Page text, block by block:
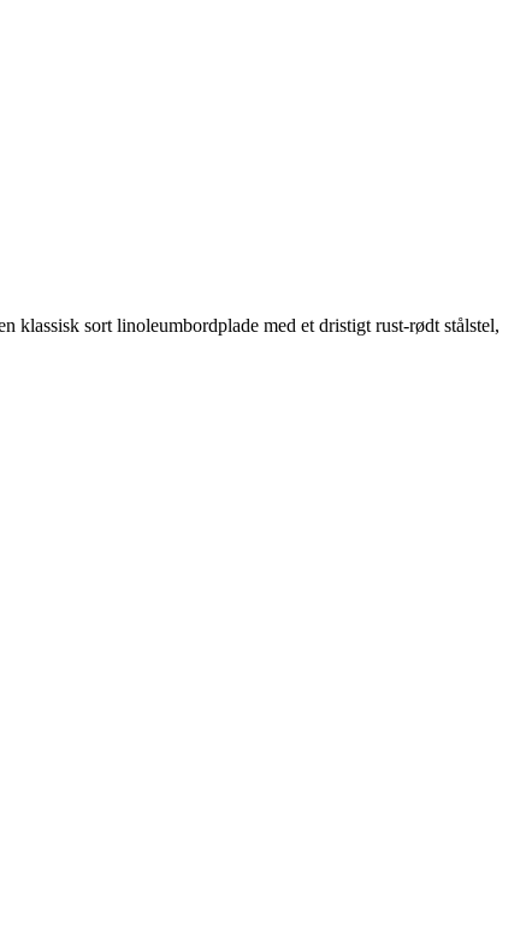
sort linoleumbordplade med et dristigt rust-rødt stålstel,